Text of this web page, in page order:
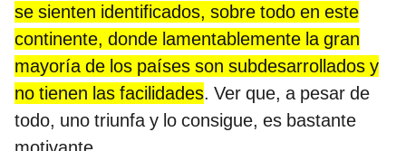
se sienten identificados, sobre todo en este
continente, donde lamentablemente la gran
mayoría de los países son subdesarrollados y
no tienen las facilidades. Ver que, a pesar de
todo, uno triunfa y lo consigue, es bastante